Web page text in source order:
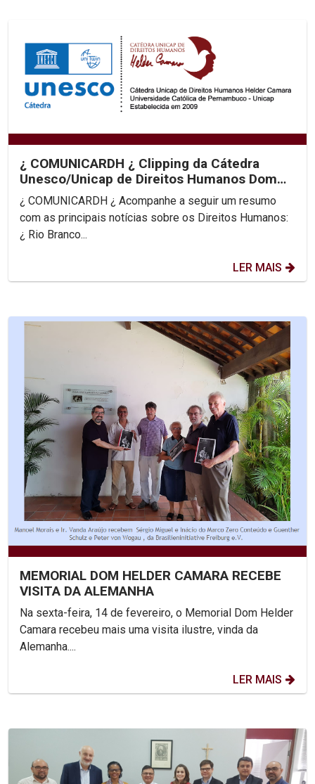
¿ COMUNICARDH ¿ Clipping da Cátedra
Unesco/Unicap de Direitos Humanos Dom
Helder Camara
¿ COMUNICARDH ¿ Acompanhe a seguir um resumo
com as principais notícias sobre os Direitos Humanos:
¿ Rio Branco...
LER MAIS
MEMORIAL DOM HELDER CAMARA RECEBE
VISITA DA ALEMANHA
Na sexta-feira, 14 de fevereiro, o Memorial Dom Helder
Camara recebeu mais uma visita ilustre, vinda da
Alemanha....
LER MAIS